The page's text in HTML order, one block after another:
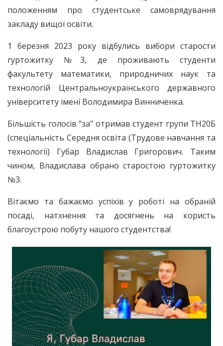
положенням про студентське самоврядування
закладу вищої освіти.
1 березня 2023 року відбулись вибори старости
гуртожитку №3, де проживають студенти
факультету математики, природничих наук та
технологій Центральноукраїнського державного
університету імені Володимира Винниченка.
Більшість голосів "за" отримав студент групи ТН20Б
(спеціальність Середня освіта (Трудове навчання та
технології) Губар Владислав Григорович. Таким
чином, Владислава обрано старостою гуртожитку
№3.
Вітаємо та бажаємо успіхів у роботі на обраній
посаді, натхнення та досягнень на користь
благоустрою побуту нашого студентства!